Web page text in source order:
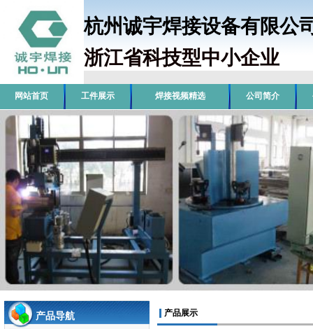
杭州诚宇焊接设备有
浙江省科技型中小企业
网站首页 工件展示 焊接视频精选 公司简介
产品导航 产品展示